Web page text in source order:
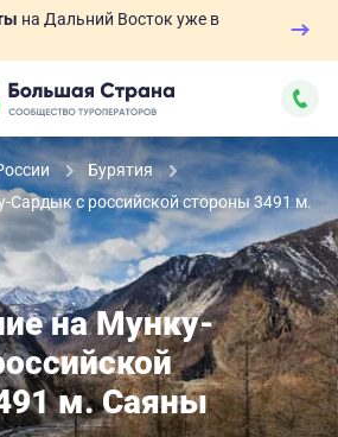
на Дальний Восток уже в
Бурятия
Сардык с российской стороны 3491 м.
на Мунку-
м. Саяны